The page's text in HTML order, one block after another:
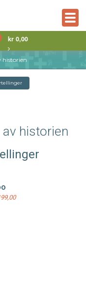
kr 0,00
historien
av historien